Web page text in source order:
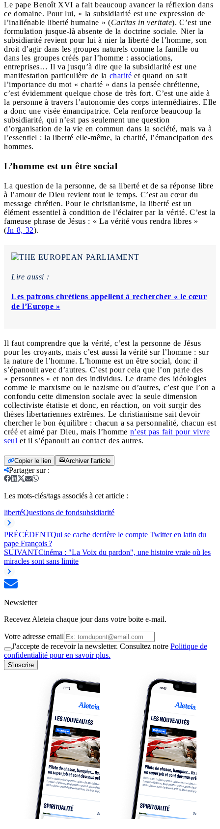
Le pape Benoît XVI a fait beaucoup avancer la réflexion dans
ce domaine. Pour lui, « la subsidiarité est une expression de
l’inaliénable liberté humaine » (Caritas in veritate). C’est une
formulation jusque-là absente de la doctrine sociale. Nier la
subsidiarité revient pour lui à nier la liberté de l’homme, son
droit d’agir dans les groupes naturels comme la famille ou
dans les groupes créés par l’homme : associations,
entreprises… Il va jusqu’à dire que la subsidiarité est une
manifestation particulière de la charité et quand on sait
l’importance du mot « charité » dans la pensée chrétienne,
c’est évidemment quelque chose de très fort. C’est une aide à
la personne à travers l’autonomie des corps intermédiaires. Elle
a donc une visée émancipatrice. Cela renforce beaucoup la
subsidiarité, qui n’est pas seulement une question
d’organisation de la vie en commun dans la société, mais va à
l’essentiel : la liberté elle-même, la charité, l’émancipation des
hommes.
L’homme est un être social
La question de la personne, de sa liberté et de sa réponse libre
à l’amour de Dieu revient tout le temps. C’est au cœur du
message chrétien. Pour le christianisme, la liberté est un
élément essentiel à condition de l’éclairer par la vérité. C’est la
fameuse phrase de Jésus : « La vérité vous rendra libres »
(Jn 8, 32).
Lire aussi :
Les patrons chrétiens appellent à rechercher « le cœur
de l’Europe »
Il faut comprendre que la vérité, c’est la personne de Jésus
pour les croyants, mais c’est aussi la vérité sur l’homme : sur
la nature de l’homme. L’homme est un être social, donc il
s’épanouit avec d’autres. C’est pour cela que l’on parle des
« personnes » et non des individus. Le drame des idéologies
comme le marxisme ou le nazisme ou d’autres, c’est que l’on a
confondu cette dimension sociale avec la seule dimension
collectiviste étatiste et donc, en réaction, on voit surgir des
thèses libertariennes extrêmes. Le christianisme sait devoir
chercher le bon équilibre : chacun a sa personnalité, chacun est
créé et aimé par Dieu, mais l’homme n’est pas fait pour vivre
seul et il s’épanouit au contact des autres.
Copier le lien Archiver l'article
Partager sur:
Les mots-clés/tags associés à cet article :
libertéQuestions de fondsubsidiarité
PRÉCÉDENTQui se cache derrière le compte Twitter en latin du
pape François ?
SUIVANTCinéma : "La Voix du pardon", une histoire vraie où les
miracles sont sans limite
Newsletter
Recevez Aleteia chaque jour dans votre boite e-mail.
Votre adresse email
J'accepte de recevoir la newsletter. Consultez notre Politique de
confidentialité pour en savoir plus.
S'inscrire